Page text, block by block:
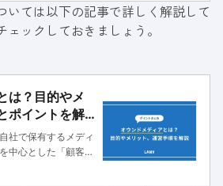
れる機会が増え、認
...
いては以下の記事で詳しく解説して
ックしておきましょう。
は？目的やメ
ポイントを解
社で保有するメディ
中心とした「顧客と
」として、メディア